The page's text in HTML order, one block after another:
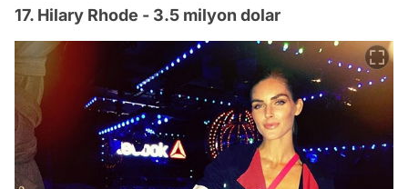
17. Hilary Rhode - 3.5 milyon dolar